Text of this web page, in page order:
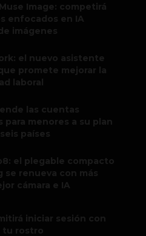
Image: competirá
enfocados en IA
imágenes
el nuevo asistente
promete mejorar la
laboral
las cuentas
para menores a su plan
países
el plegable compacto
se renueva con más
cámara e IA
iniciar sesión con
tu rostro